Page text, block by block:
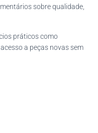
sobre qualidade,
práticos como
a peças novas sem